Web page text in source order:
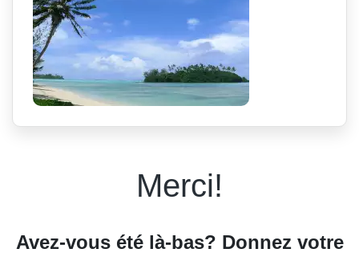
Merci!
Avez-vous été là-bas? Donnez votre